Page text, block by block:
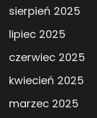
sierpień 2025
lipiec 2025
czerwiec 2025
kwiecień 2025
marzec 2025